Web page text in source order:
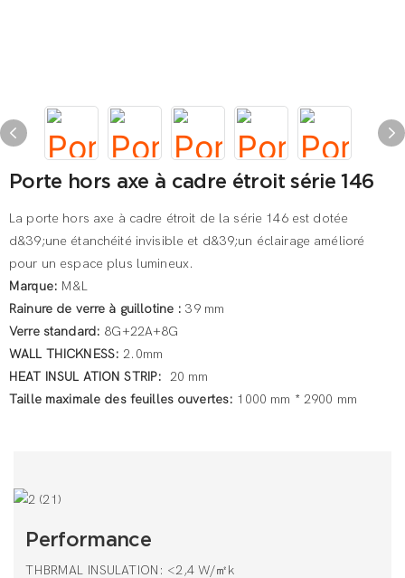
Porte hors axe à cadre étroit série 146
La porte hors axe à cadre étroit de la série 146 est dotée
d&39;une étanchéité invisible et d&39;un éclairage amélioré
pour un espace plus lumineux.
Marque: M&L
Rainure de verre à guillotine :39 mm
Verre standard: 8G+22A+8G
WALL THICKNESS:2.0mm
HEAT INSUL ATION STRIP: 20 mm
Taille maximale des feuilles ouvertes: 1000 mm * 2900 mm
Performance
THBRMAL INSULATION: <2,4 W/㎡k